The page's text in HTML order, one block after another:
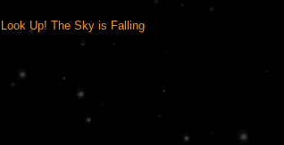
Look Up! The Sky is Falling